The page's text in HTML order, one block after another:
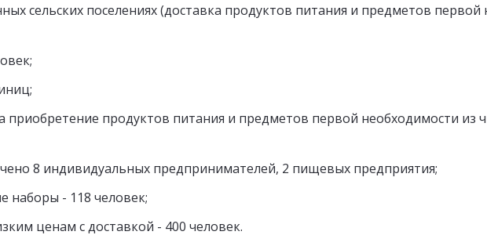
сельских поселениях (доставка продуктов питания и предметов первой
продуктов питания и предметов первой необходимости из
8 индивидуальных предпринимателей, 2 пищевых предприятия;
наборы - 118 человек;
ценам с доставкой - 400 человек.